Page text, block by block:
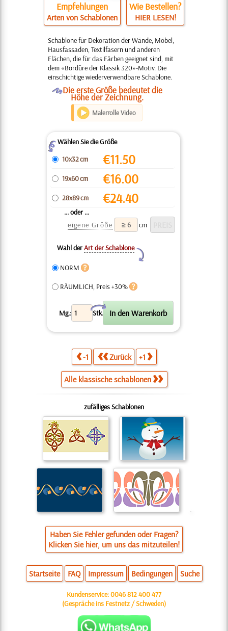
Empfehlungen
Arten von Schablonen
Wie Bestellen?
HIER LESEN!
Schablone für Dekoration der Wände, Möbel,
Hausfassaden, Textilfasern und anderen
Flächen, die für das Färben geeignet sind, mit
dem «Bordüre der Klassik 320»-Motiv. Die
einschichtige wiederverwendbare Schablone.
ODie erste Größe bedeutet die
Höhe der Zeichnung.
Malerrolle Video
ZWählen Sie die Größe
10x32 cm
€11.50
19x60 cm €16.00
28x89 cm €24.40
... oder ...
eigene Größe
cm
Wahl derArt der Schablone
Y
NORM
RÄUMLICH, Preis +30%
Mg.: Stk.
X
-1 Zurück +1
Alle klassische schablonen
zufälliges Schablonen
Haben Sie Fehler gefunden oder Fragen?
Klicken Sie hier, um uns das mitzuteilen!
Startseite FAQ Impressum Bedingungen Suche
Kundenservice:0046 812 400 477
(Gespräche ins Festnetz / Schweden)